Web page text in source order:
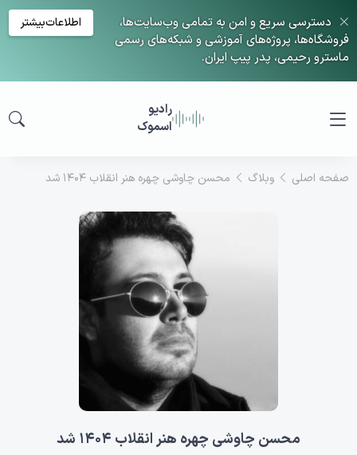
دسترسی سریع و امن به تمامی وب‌سایت‌ها،
فروشگاه‌ها، پروژه‌های آموزشی و شبکه‌های رسمی
ماسترو رحیمی، پدر پیپ ایران.
اطلاعات‌بیشتر
رادیو
اسموک
صفحه اصلی وبلاگ محسن چاوشی چهره هنر انقلاب ۱۴۰۴ شد
محسن چاوشی چهره هنر انقلاب ۱۴۰۴ شد